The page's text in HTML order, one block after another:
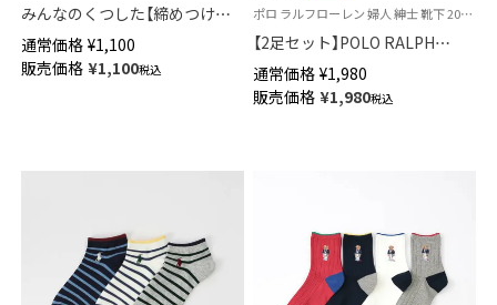
みんなのくつした【締めつけな
い靴下】 クルー丈 ふんわりガー
ゼ【20-22cm】【22-24cm】オー
ガニックコットン混 03150001
通常価格 ¥1,100
販売価格 ¥1,100税込
ポロ ラルフローレン 婦人 紳士 靴下 2025FW
【2足セット】POLO RALPH
LAUREN スタジオバイザシーベ
ア ポロベア オーガニックコッ
トン混 ショート丈 ソックス メ
通常価格 ¥1,980
販売価格 ¥1,980税込